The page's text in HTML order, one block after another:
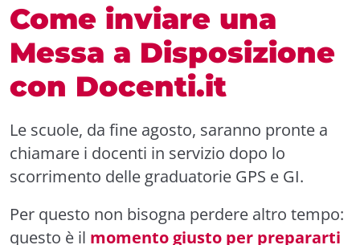
Come inviare una
Messa a Disposizione
con Docenti.it
Le scuole, da fine agosto, saranno pronte a
chiamare i docenti in servizio dopo lo
scorrimento delle graduatorie GPS e GI.
Per questo non bisogna perdere altro tempo:
questo è il momento giusto per prepararti